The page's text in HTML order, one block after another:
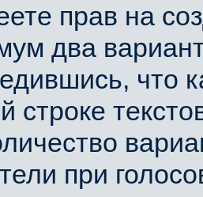
прав на
два
что
строке
при